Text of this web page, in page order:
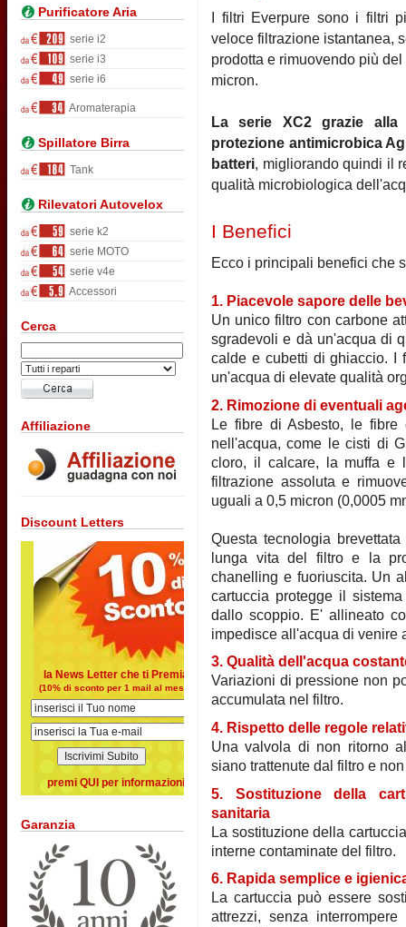
Purificatore Aria
serie i2
serie i3
serie i6
Aromaterapia
Spillatore Birra
Tank
Rilevatori Autovelox
serie k2
serie MOTO
serie v4e
Accessori
Cerca
Affiliazione
Discount Letters
la News Letter che ti Premia
(10% di sconto per 1 mail al mese)
premi QUI per informazioni
Garanzia
I filtri Everpure sono i filtri
veloce filtrazione istantanea,
prodotta e rimuovendo più
micron.
La serie XC2 grazie alla
protezione antimicrobica
batteri, migliorando quindi il
qualità microbiologica
I Benefici
Ecco i principali benefici che
1. Piacevole sapore delle
Un unico filtro con carbone
sgradevoli e dà un'acqua di
calde e cubetti di ghiaccio. I
un'acqua di elevate qualità
2. Rimozione di eventuali
Le fibre di Asbesto, le fibre
nell'acqua, come le cisti di
cloro, il calcare, la muffa e
filtrazione assoluta e
uguali a 0,5 micron (0,0005
Questa tecnologia
lunga vita del filtro e la
chanelling e fuoriuscita. Un
cartuccia protegge il
dallo scoppio. E' allineato
impedisce all'acqua di venire
3. Qualità dell'acqua
Variazioni di pressione non
accumulata nel filtro.
4. Rispetto delle regole
Una valvola di non ritorno
siano trattenute dal filtro e
5. Sostituzione della
sanitaria
La sostituzione della
interne contaminate del filtro.
6. Rapida semplice e
La cartuccia può essere
attrezzi, senza